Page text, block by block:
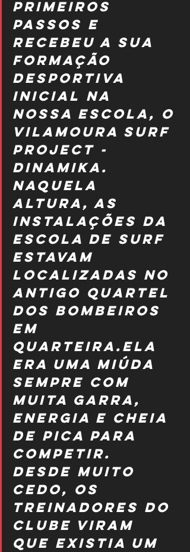
primeiros
passos e
recebeu a sua
formação
desportiva
inicial na
nossa escola, o
Vilamoura Surf
Project -
Dinamika.
Naquela
altura, as
instalações da
escola de surf
estavam
localizadas no
antigo Quartel
dos Bombeiros
em
Quarteira.Ela
era uma miúda
sempre com
muita garra,
energia e cheia
de pica para
competir.
Desde muito
cedo, os
treinadores do
clube viram
que existia um